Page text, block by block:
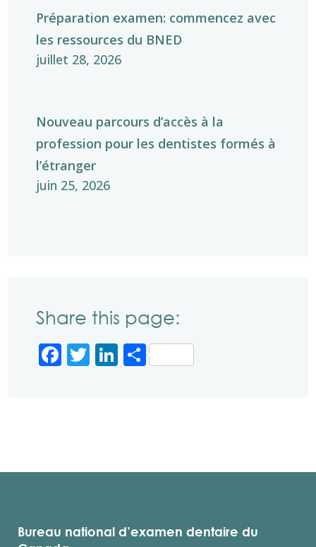
Préparation examen: commencez avec
les ressources du BNED
juillet 28, 2026
Nouveau parcours d’accès à la
profession pour les dentistes formés à
l’étranger
juin 25, 2026
Share this page:
Facebook
Twitter
LinkedIn
Partager
Bureau national d’examen dentaire du